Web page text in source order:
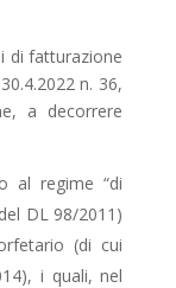
di fatturazione
n. 36,
a decorrere
al regime “di
DL 98/2011)
(di cui
i quali, nel